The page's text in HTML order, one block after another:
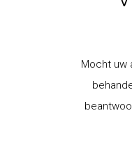
Mocht uw